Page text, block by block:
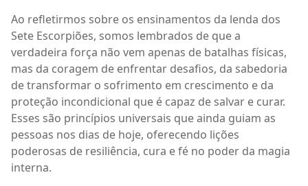
Ao refletirmos sobre os ensinamentos da lenda dos
Sete Escorpiões, somos lembrados de que a
verdadeira força não vem apenas de batalhas físicas,
mas da coragem de enfrentar desafios, da sabedoria
de transformar o sofrimento em crescimento e da
proteção incondicional que é capaz de salvar e curar.
Esses são princípios universais que ainda guiam as
pessoas nos dias de hoje, oferecendo lições
poderosas de resiliência, cura e fé no poder da magia
interna.